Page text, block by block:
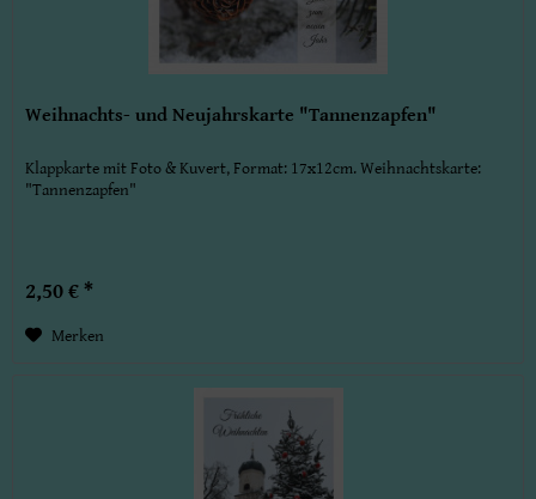
Weihnachts- und Neujahrskarte "Tannenzapfen"
Klappkarte mit Foto & Kuvert, Format: 17x12cm. Weihnachtskarte:
"Tannenzapfen"
2,50 € *
Merken